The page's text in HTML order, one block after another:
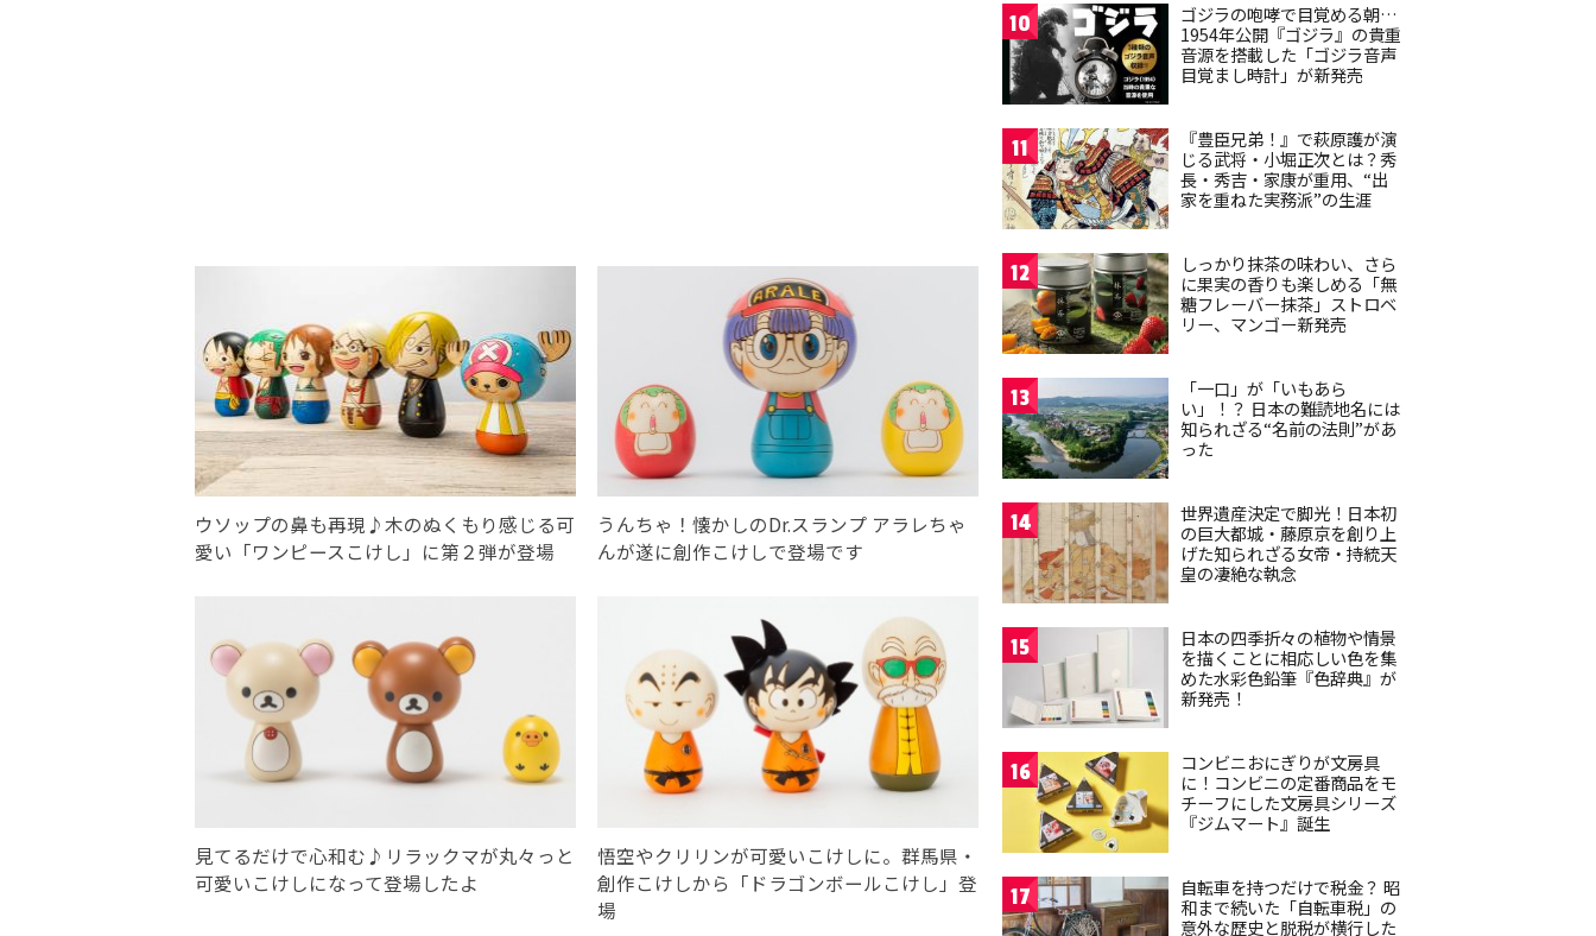
ウソップの鼻も再現♪木のぬくもり感じる可
愛い「ワンピースこけし」に第２弾が登場
うんちゃ！懐かしのDr.スランプ アラレちゃ
んが遂に創作こけしで登場です
見てるだけで心和む♪リラックマが丸々っと
可愛いこけしになって登場したよ
悟空やクリリンが可愛いこけしに。群馬県・
創作こけしから「ドラゴンボールこけし」登
場
10
ゴジラの咆哮で目覚める朝…
1954年公開『ゴジラ』の貴重
音源を搭載した「ゴジラ音声
目覚まし時計」が新発売
11
『豊臣兄弟！』で萩原護が演
じる武将・小堀正次とは？秀
長・秀吉・家康が重用、“出
家を重ねた実務派”の生涯
12
しっかり抹茶の味わい、さら
に果実の香りも楽しめる「無
糖フレーバー抹茶」ストロベ
リー、マンゴー新発売
13
「一口」が「いもあら
い」！？ 日本の難読地名には
知られざる“名前の法則”があ
った
14
世界遺産決定で脚光！日本初
の巨大都城・藤原京を創り上
げた知られざる女帝・持統天
皇の凄絶な執念
15
日本の四季折々の植物や情景
を描くことに相応しい色を集
めた水彩色鉛筆『色辞典』が
新発売！
16
コンビニおにぎりが文房具
に！コンビニの定番商品をモ
チーフにした文房具シリーズ
『ジムマート』誕生
17
自転車を持つだけで税金？ 昭
和まで続いた「自転車税」の
意外な歴史と脱税が横行した